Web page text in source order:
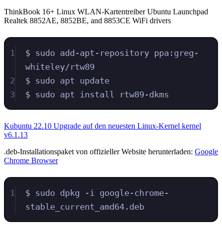
ThinkBook 16+ Linux WLAN-Kartentreiber Ubuntu Launchpad
Realtek 8852AE, 8852BE, and 8853CE WiFi drivers
1
$ sudo add-apt-repository ppa:greg-
whiteley/rtw89
2
$ sudo apt update
3
$ sudo apt install rtw89-dkms
Kubuntu 22.10 Upgrade auf den neuesten Linux-Kernel kernel
v6.1.13
.deb-Installationspaket von offizieller Website herunterladen: Google
Chrome Browser
1
$ sudo dpkg -i google-chrome-
stable_current_amd64.deb